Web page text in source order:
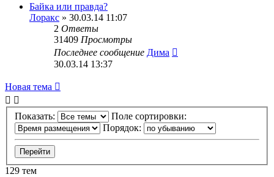
Байка или правда?
Лоракс » 30.03.14 11:07
2 Ответы
31409 Просмотры
Последнее сообщение Дима
30.03.14 13:37
Новая тема
Показать:
Поле сортировки:
Порядок:
129 тем